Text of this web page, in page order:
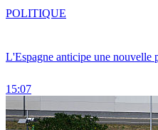
L'Espagne anticipe une nouvelle
15:07
POLITIQUE